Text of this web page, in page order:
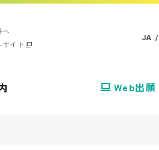
イト
JA /
Web出願